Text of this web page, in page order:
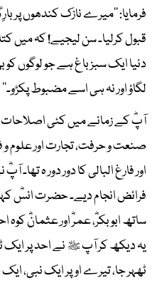
فرمایا: ’’میرے نازک کندھوں پر
قبول کرلیا۔ سن لیجیے! کہ میں
دنیا ایک سبز باغ ہے جو لوگوں
لگاؤ اور نہ ہی اسے مضبوط پکڑو۔‘‘
آپؓ کے زمانے میں کئی اصلاحات
صنعت و حرفت، تجارت اور علوم
اور فارغ البالی کا دور دور ہ
فرائض انجام دیے۔ حضرت انسؓ
ساتھ ابوبکرؓ، عمرؓ اور عثمانؓ
یہ دیکھ کر آپ ﷺ نے احد پر ایک
ٹھہر جا، تیرے اوپر ایک نبی،